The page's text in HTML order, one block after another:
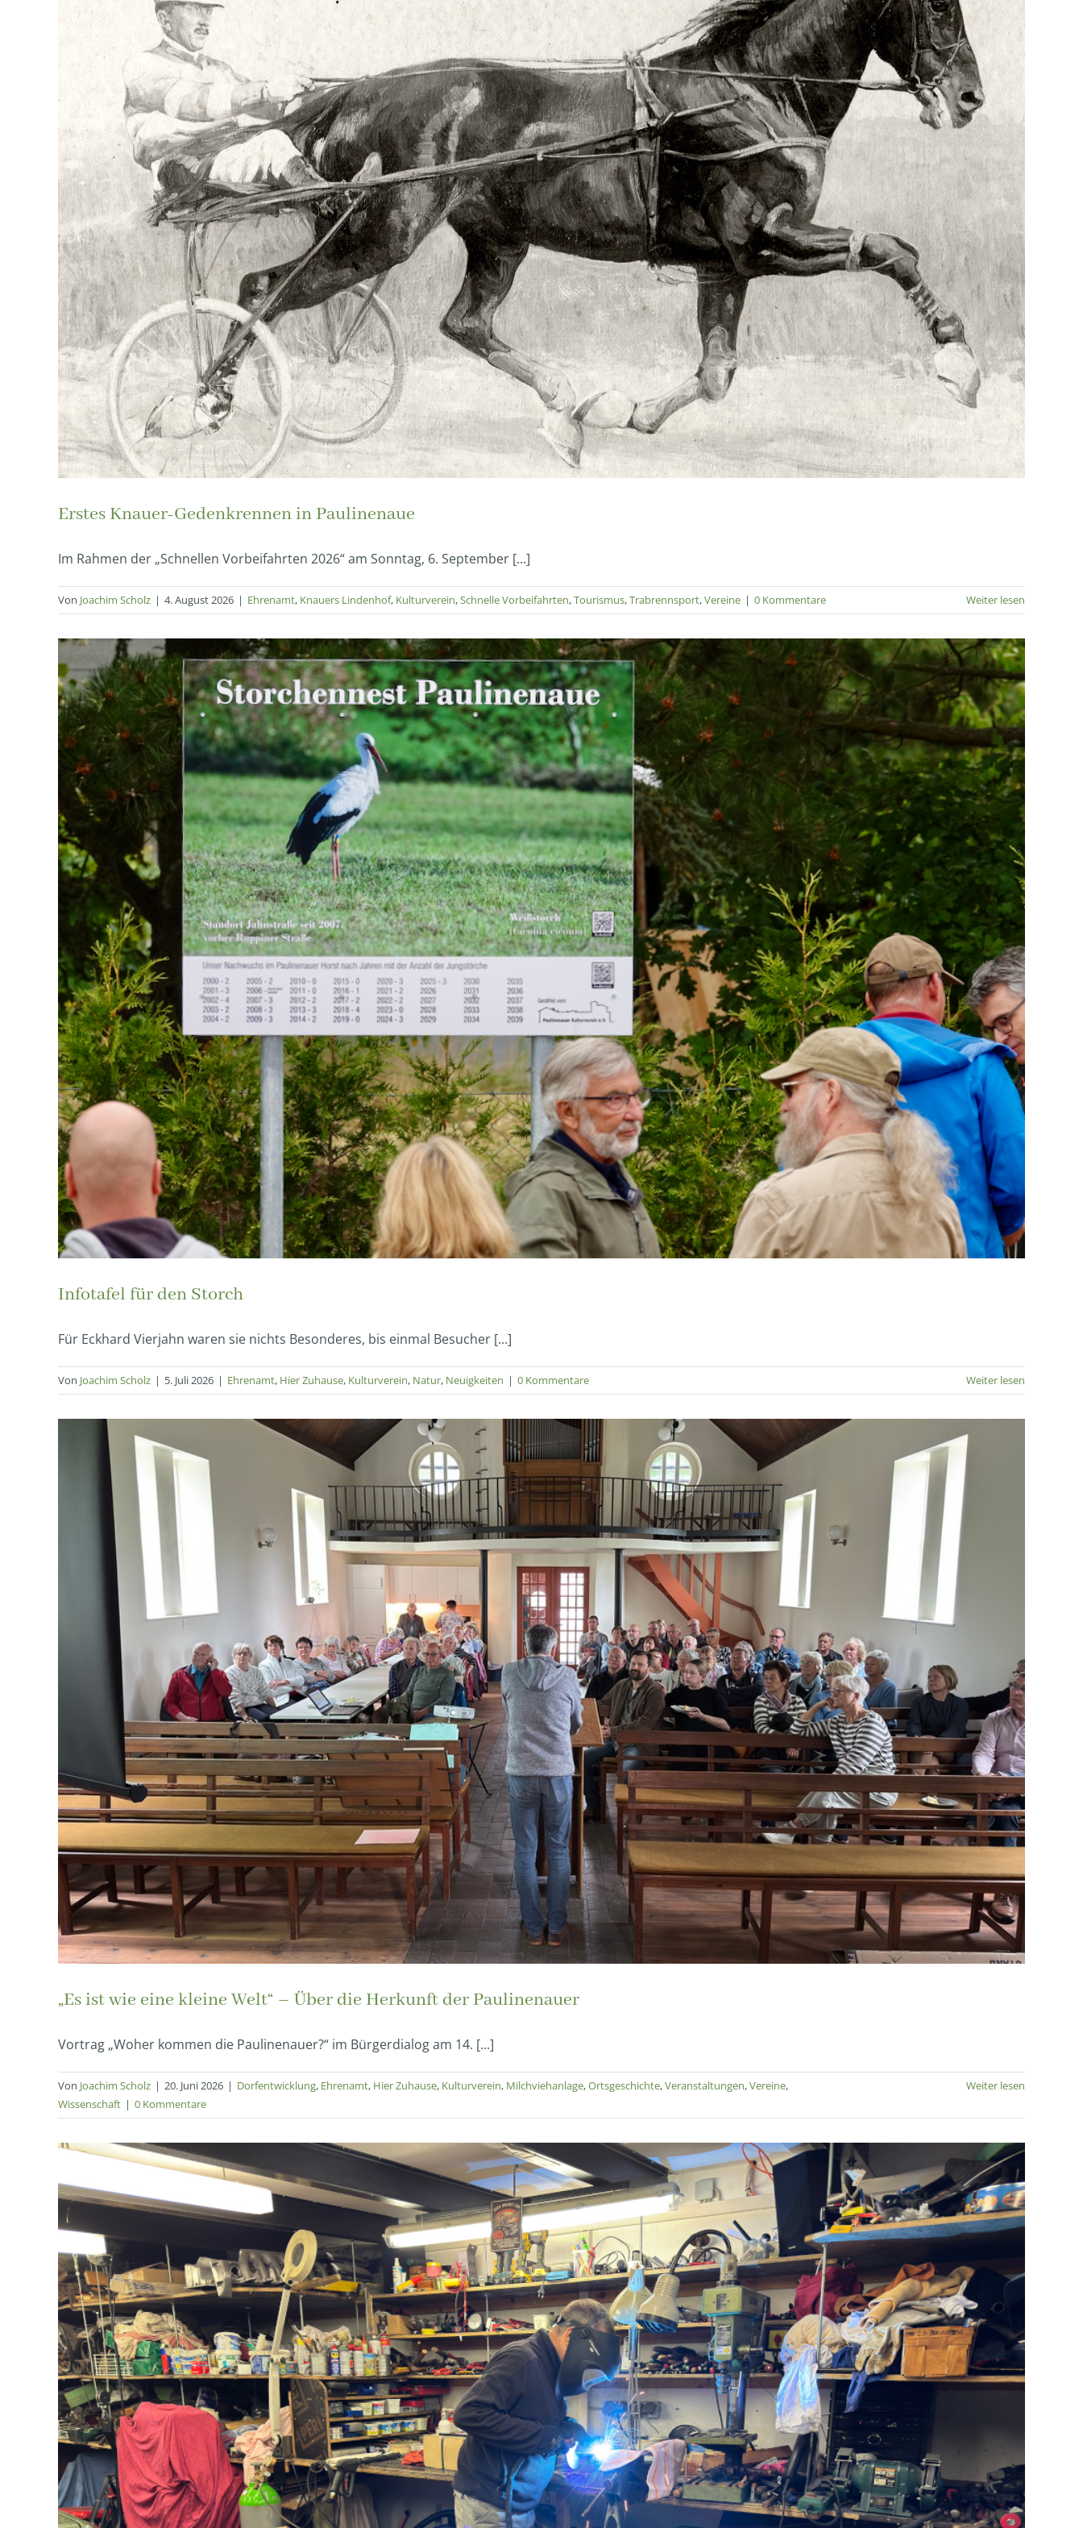
Erstes Knauer-Gedenkrennen in Paulinenaue
Im Rahmen der „Schnellen Vorbeifahrten 2026“ am Sonntag, 6. September [...]
Von Joachim Scholz | 4. August 2026 | Ehrenamt, Knauers Lindenhof, Kulturverein,Schnelle Vorbeifahrten,Tourismus,Trabrennsport,Vereine | 0 Kommentare Weiter lesen
Infotafel für den Storch
Für Eckhard Vierjahn waren sie nichts Besonderes, bis einmal Besucher [...]
Von Joachim Scholz | 5. Juli 2026 | Ehrenamt, Hier Zuhause, Kulturverein, Natur, Neuigkeiten | 0 Kommentare Weiter lesen
„Es ist wie eine kleine Welt“ – Über die Herkunft der Paulinenauer
Vortrag „Woher kommen die Paulinenauer?“ im Bürgerdialog am 14. [...]
Von Joachim Scholz | 20. Juni 2026 | Dorfentwicklung, Ehrenamt, Hier Zuhause, Kulturverein, Milchviehanlage,Ortsgeschichte,Veranstaltungen,Vereine,
Wissenschaft | 0 Kommentare
Weiter lesen